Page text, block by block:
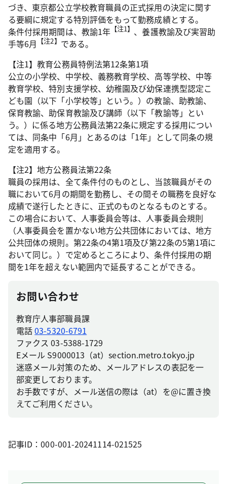
づき、東京都公立学校教育職員の正式採用の決定に関す
る要綱に規定する特別評価をもって勤務成績とする。
条件付採用期間は、教諭1年 【注1】 、養護教諭及び実習助
手等6月 【注2】 である。
【注1】教育公務員特例法第12条第1項
公立の小学校、中学校、義務教育学校、高等学校、中等
教育学校、特別支援学校、幼稚園及び幼保連携型認定こ
ども園（以下「小学校等」という。）の教諭、助教諭、
保育教諭、助保育教諭及び講師（以下「教諭等」とい
う。）に係る地方公務員法第22条に規定する採用につい
ては、同条中「6月」とあるのは「1年」として同条の規
定を適用する。
【注2】地方公務員法第22条
職員の採用は、全て条件付のものとし、当該職員がその
職において6月の期間を勤務し、その間その職務を良好な
成績で遂行したときに、正式のものとなるものとする。
この場合において、人事委員会等は、人事委員会規則
（人事委員会を置かない地方公共団体においては、地方
公共団体の規則。第22条の4第1項及び第22条の5第1項に
おいて同じ。）で定めるところにより、条件付採用の期
間を1年を超えない範囲内で延長することができる。
お問い合わせ
教育庁人事部職員課
電話03-5320-6791
ファクス 03-5388-1729
Eメール S9000013（at）section.metro.tokyo.jp
迷惑メール対策のため、メールアドレスの表記を一
部変更しております。
お手数ですが、メール送信の際は（at）を@に置き換
えてご利用ください。
記事ID：000-001-20241114-021525